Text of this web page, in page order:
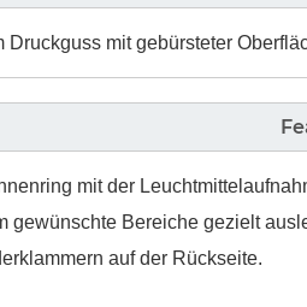
mit gebürsteter
mit der
gewünschte Bereiche gezielt
auf der Rückseite.